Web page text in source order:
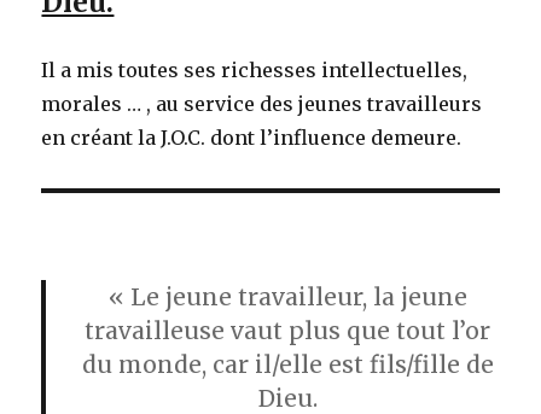
Il a mis toutes ses richesses intellectuelles,
morales … , au service des jeunes travailleurs
en créant la J.O.C. dont l’influence demeure.
« Le jeune travailleur, la jeune
travailleuse vaut plus que tout l’or
du monde, car il/elle est fils/fille de
Dieu.